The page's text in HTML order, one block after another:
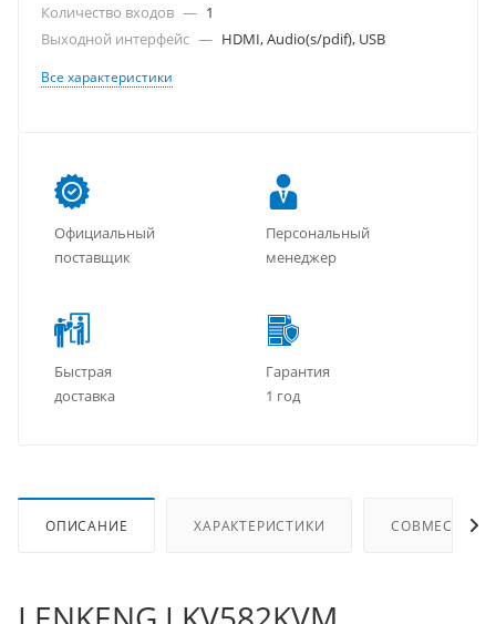
Количество входов — 1
Выходной интерфейс — HDMI, Audio(s/pdif), USB
Все характеристики
Официальный
поставщик
Персональный
менеджер
Быстрая
доставка
Гарантия
1 год
ОПИСАНИЕ ХАРАКТЕРИСТИКИ